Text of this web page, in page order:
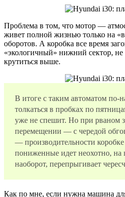
Проблема в том, что мотор —
живет полной жизнью только на
оборотов. А коробка все время
«экологичный» нижний сектор,
крутиться выше.
В итоге с таким автоматом по-
толкаться в пробках по
уже не спешит. Но при рваном
перемещении — с чередой
— производительности коробке
пониженные идет неохотно, на
наоборот, перепрыгивает
Как по мне, если нужна машина